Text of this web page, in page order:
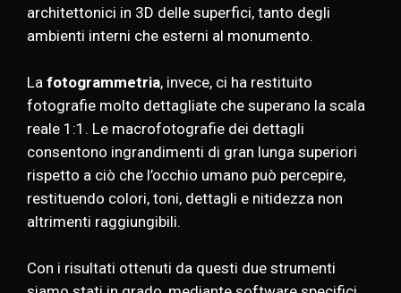
architettonici in 3D delle superfici, tanto degli
ambienti interni che esterni al monumento.
La fotogrammetria, invece, ci ha restituito
fotografie molto dettagliate che superano la scala
reale 1:1. Le macrofotografie dei dettagli
consentono ingrandimenti di gran lunga superiori
rispetto a ciò che l’occhio umano può percepire,
restituendo colori, toni, dettagli e nitidezza non
altrimenti raggiungibili.
Con i risultati ottenuti da questi due strumenti